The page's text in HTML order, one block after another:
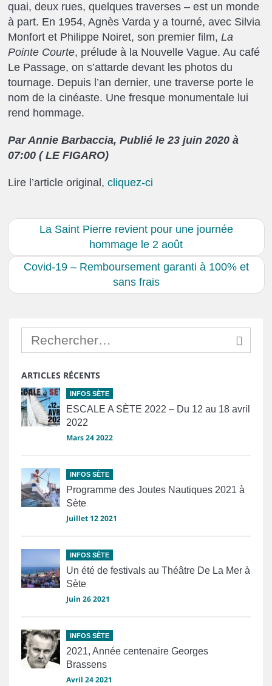
quai, deux rues, quelques traverses – est un monde
à part. En 1954, Agnès Varda y a tourné, avec Silvia
Monfort et Philippe Noiret, son premier film, La
Pointe Courte, prélude à la Nouvelle Vague. Au café
Le Passage, on s’attarde devant les photos du
tournage. Depuis l’an dernier, une traverse porte le
nom de la cinéaste. Une fresque monumentale lui
rend hommage.
Par Annie Barbaccia, Publié le 23 juin 2020 à
07:00 ( LE FIGARO)
Lire l’article original, cliquez-ci
La Saint Pierre revient pour une journée
hommage le 2 août
Covid-19 – Remboursement garanti à 100% et
sans frais
ARTICLES RÉCENTS
INFOS SÈTE
ESCALE A SÈTE 2022 – Du 12 au 18 avril
2022
Mars 24 2022
INFOS SÈTE
Programme des Joutes Nautiques 2021 à
Sète
Juillet 12 2021
INFOS SÈTE
Un été de festivals au Théâtre De La Mer à
Sète
Juin 26 2021
INFOS SÈTE
2021, Année centenaire Georges
Brassens
Avril 24 2021